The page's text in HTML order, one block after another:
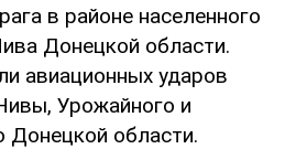
в районе населенного
Донецкой области.
авиационных ударов
Урожайного и
Донецкой области.